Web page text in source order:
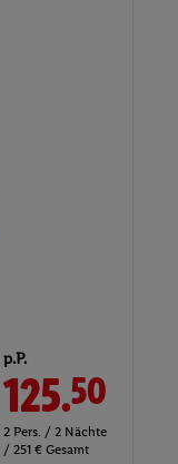
p.P.
125.50
2 Pers. / 2 Nächte
/ 251 € Gesamt